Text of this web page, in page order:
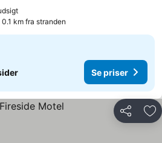
0.1 km fra stranden
Se priser
Del